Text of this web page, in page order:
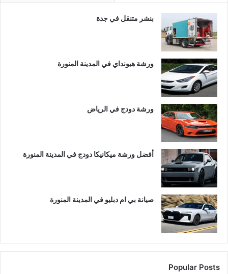
بنشر متنقل في جدة
ورشة هيونداي في المدينة المنورة
ورشة دودج في الرياض
أفضل ورشة ميكانيكا دودج في المدينة المنورة
صيانة بي ام دبليو في المدينة المنورة
Popular Posts